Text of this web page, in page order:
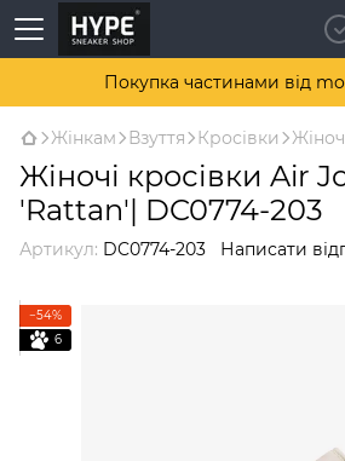
Покупка частинами від
Жінкам Взуття Кросівки
Жіночі кросівки Air
'Rattan'| DC0774-203
Артикул: DC0774-203 Написати
−54%
6